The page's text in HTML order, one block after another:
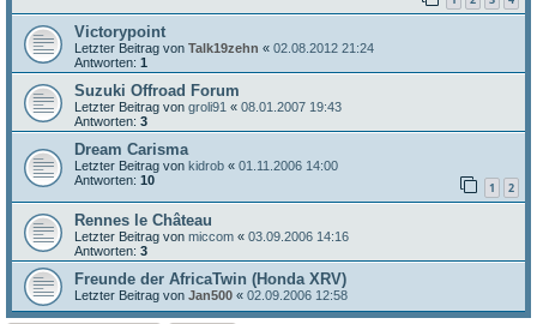
Victorypoint
Letzter Beitrag von Talk19zehn « 02.08.2012 21:24
Antworten: 1
Suzuki Offroad Forum
Letzter Beitrag von groli91 « 08.01.2007 19:43
Antworten: 3
Dream Carisma
Letzter Beitrag von kidrob « 01.11.2006 14:00
Antworten: 10 1 2
Rennes le Château
Letzter Beitrag von miccom « 03.09.2006 14:16
Antworten: 3
Freunde der AfricaTwin (Honda XRV)
Letzter Beitrag von Jan500 « 02.09.2006 12:58